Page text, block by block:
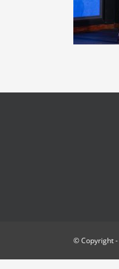
© Copyright -